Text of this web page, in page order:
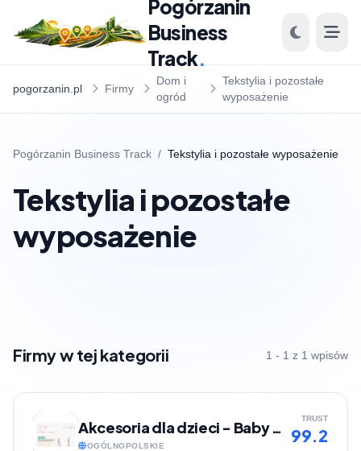
Pogórzanin
Business
Track.
pogorzanin.pl Firmy
Dom i
ogród
Tekstylia i pozostałe
wyposażenie
Pogórzanin Business Track / Tekstylia i pozostałe wyposażenie
Tekstylia i pozostałe
wyposażenie
Firmy w tej kategorii 1 - 1 z 1 wpisów
Akcesoria dla dzieci - Baby Jazz
OGÓLNOPOLSKIE
TRUST
99.2